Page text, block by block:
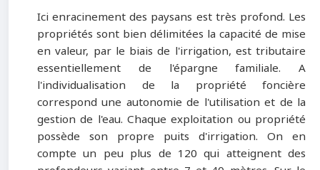
Ici enracinement des paysans est très profond. Les
propriétés sont bien délimitées la capacité de mise
en valeur, par le biais de l'irrigation, est tributaire
essentiellement de l'épargne familiale. A
l'individualisation de la propriété foncière
correspond une autonomie de l'utilisation et de la
gestion de l'eau. Chaque exploitation ou propriété
possède son propre puits d'irrigation. On en
compte un peu plus de 120 qui atteignent des